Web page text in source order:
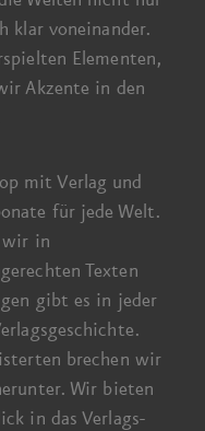
klar voneinander.
Elementen,
Akzente in den
mit Verlag und
für jede Welt.
wir in
Texten
gibt es in jeder
brechen wir
Wir bieten
in das Verlags­